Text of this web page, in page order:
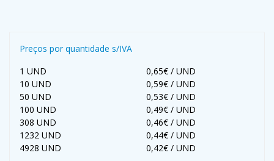
Preços por quantidade s/IVA
1 UND
0,65€ / UND
10 UND
0,59€ / UND
50 UND
0,53€ / UND
100 UND
0,49€ / UND
308 UND
0,46€ / UND
1232 UND
0,44€ / UND
4928 UND
0,42€ / UND